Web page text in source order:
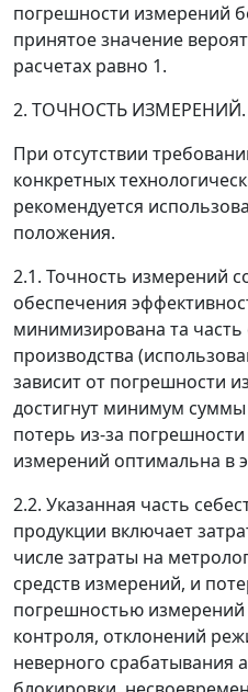
погрешности измерений
принятое значение
расчетах равно 1.
2. ТОЧНОСТЬ ИЗМЕРЕНИЙ.
При отсутствии
конкретных
рекомендуется
положения.
2.1. Точность измерений
обеспечения
минимизирована та
производства
зависит от погрешности
достигнут минимум
потерь из-за
измерений оптимальна в
2.2. Указанная часть
продукции включает
числе затраты на
средств измерений, и
погрешностью измерений
контроля, отклонений
неверного срабатывания